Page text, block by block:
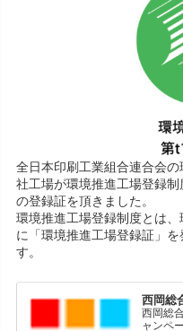
全日本印刷工業組合連合会
社工場が環境推進工場登録制
の登録証を頂きました。
環境推進工場登録制度とは
に「環境推進工場登録証」
す。
西岡総
西岡総
ャンペ